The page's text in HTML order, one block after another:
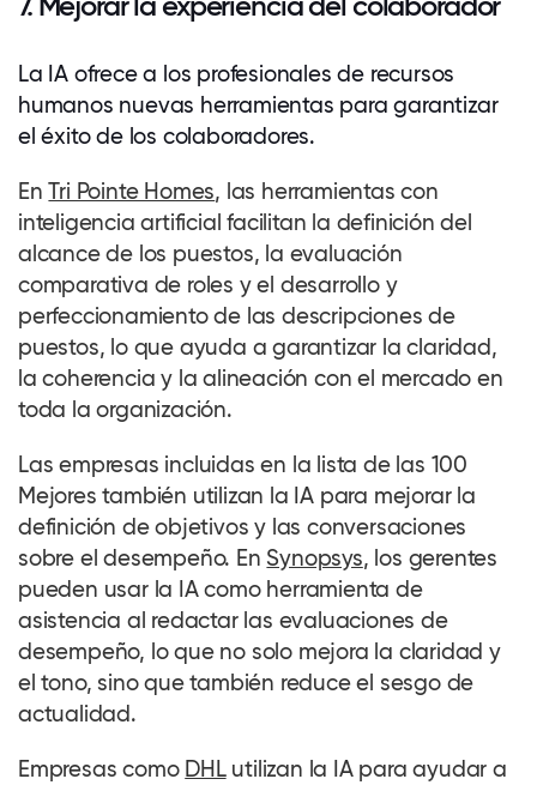
La IA ofrece a los profesionales de recursos
humanos nuevas herramientas para garantizar
el éxito de los colaboradores.
EnTri Pointe Homes, las herramientas con
inteligencia artificial facilitan la definición del
alcance de los puestos, la evaluación
comparativa de roles y el desarrollo y
perfeccionamiento de las descripciones de
puestos, lo que ayuda a garantizar la claridad,
la coherencia y la alineación con el mercado en
toda la organización.
Las empresas incluidas en la lista de las 100
Mejores también utilizan la IA para mejorar la
definición de objetivos y las conversaciones
sobre el desempeño. En Synopsys, los gerentes
pueden usar la IA como herramienta de
asistencia al redactar las evaluaciones de
desempeño, lo que no solo mejora la claridad y
el tono, sino que también reduce el sesgo de
actualidad.
Empresas como DHLutilizan la IA para ayudar a